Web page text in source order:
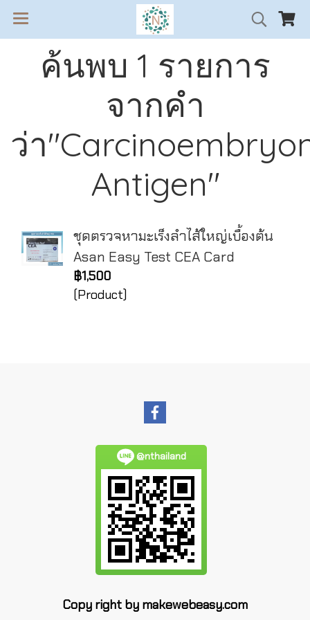
ค้นพบ 1 รายการ
จากคำ
ว่า
Antigen"
ชุดตรวจหามะเร็งลำไส้ใหญ่เบื้องต้น
Asan Easy Test CEA Card
฿1,500
(Product)
@nthailand
Copy right by makewebeasy.com